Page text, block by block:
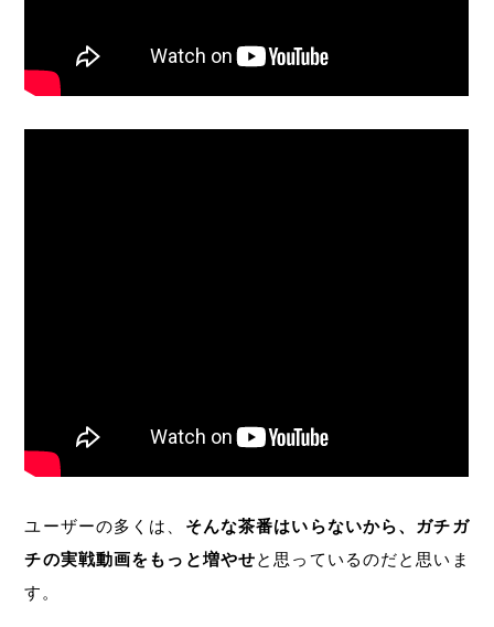
ユーザーの多くは、 そんな茶番はいらないから、ガチガ
チの実戦動画をもっと増やせと思っているのだと思いま
す。